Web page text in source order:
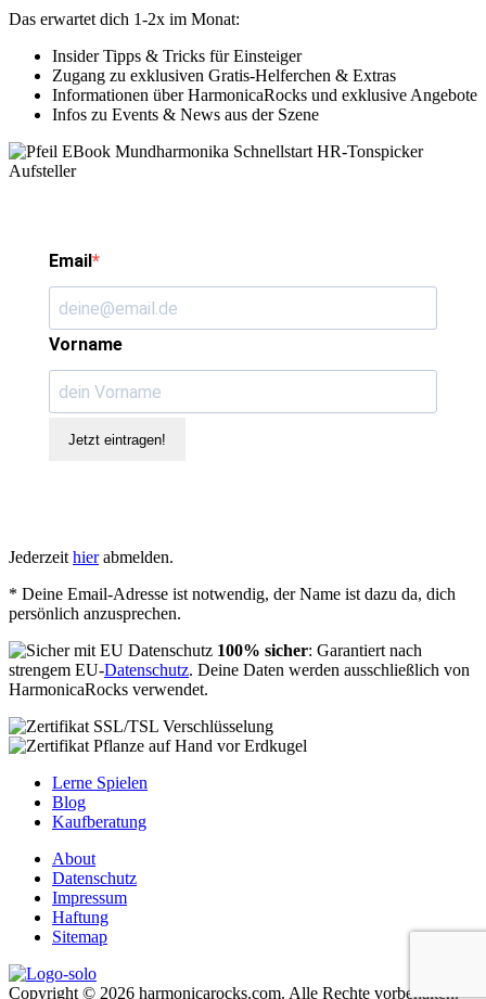
Das erwartet dich 1-2x im Monat:
Insider Tipps & Tricks für Einsteiger
Zugang zu exklusiven Gratis-Helferchen & Extras
Informationen über HarmonicaRocks und exklusive Angebote
Infos zu Events & News aus der Szene
Email
Vorname
Jetzt eintragen!
Jederzeithierabmelden.
* Deine Email-Adresse ist notwendig, der Name ist dazu da, dich
persönlich anzusprechen.
100% sicher: Garantiert nach
strengem EU-Datenschutz. Deine Daten werden ausschließlich von
HarmonicaRocks verwendet.
Lerne Spielen
Blog
Kaufberatung
About
Datenschutz
Impressum
Haftung
Sitemap
Copyright © 2026 harmonicarocks.com. Alle Rechte vorbehalten.